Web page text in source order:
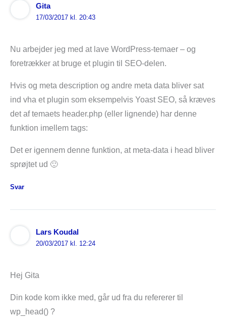
Gita
17/03/2017 kl. 20:43
Nu arbejder jeg med at lave WordPress-temaer – og
foretrækker at bruge et plugin til SEO-delen.
Hvis og meta description og andre meta data bliver sat
ind vha et plugin som eksempelvis Yoast SEO, så kræves
det af temaets header.php (eller lignende) har denne
funktion imellem tags:
Det er igennem denne funktion, at meta-data i head bliver
sprøjtet ud 🙂
Svar
Lars Koudal
20/03/2017 kl. 12:24
Hej Gita
Din kode kom ikke med, går ud fra du refererer til
wp_head() ?